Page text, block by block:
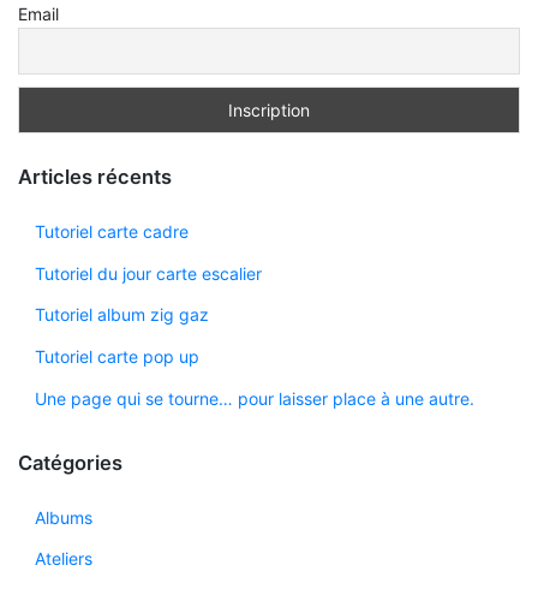
Email
Articles récents
Tutoriel carte cadre
Tutoriel du jour carte escalier
Tutoriel album zig gaz
Tutoriel carte pop up
Une page qui se tourne… pour laisser place à une autre.
Catégories
Albums
Ateliers